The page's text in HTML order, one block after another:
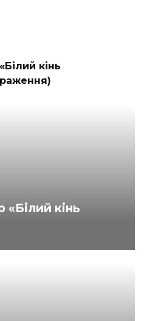
кінь
«Білий кінь